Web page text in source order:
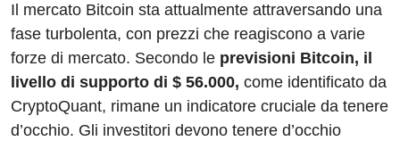
Il mercato Bitcoin sta attualmente attraversando una
fase turbolenta, con prezzi che reagiscono a varie
forze di mercato. Secondo le previsioni Bitcoin, il
livello di supporto di $ 56.000, come identificato da
CryptoQuant, rimane un indicatore cruciale da tenere
d’occhio. Gli investitori devono tenere d’occhio